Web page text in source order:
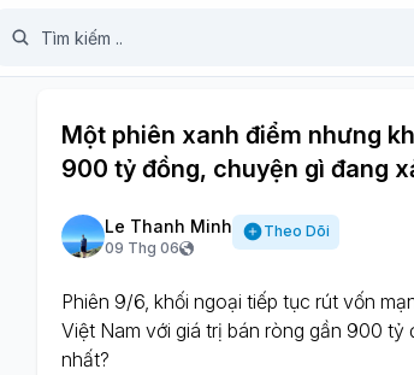
Một phiên xanh điểm nhưng
900 tỷ đồng, chuyện gì đang
Le Thanh Minh
09 Thg 06
Theo Dõi
Phiên 9/6, khối ngoại tiếp tục rút vốn
Việt Nam với giá trị bán ròng gần 900 tỷ
nhất?